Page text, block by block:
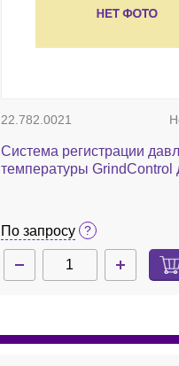
22.782.0021
Система регистрации
температуры GrindControl
По запросу